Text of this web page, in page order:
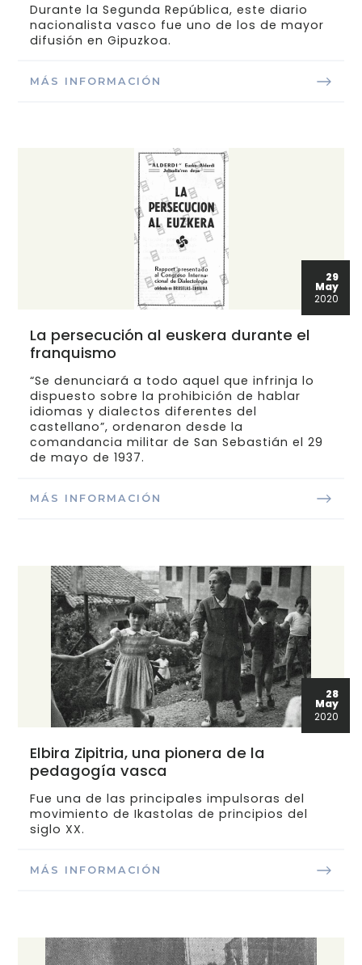
Durante la Segunda República, este diario
nacionalista vasco fue uno de los de mayor
difusión en Gipuzkoa.
MÁS INFORMACIÓN
29
May
2020
La persecución al euskera durante el
franquismo
“Se denunciará a todo aquel que infrinja lo
dispuesto sobre la prohibición de hablar
idiomas y dialectos diferentes del
castellano”, ordenaron desde la
comandancia militar de San Sebastián el 29
de mayo de 1937.
MÁS INFORMACIÓN
28
May
2020
Elbira Zipitria, una pionera de la
pedagogía vasca
Fue una de las principales impulsoras del
movimiento de Ikastolas de principios del
siglo XX.
MÁS INFORMACIÓN